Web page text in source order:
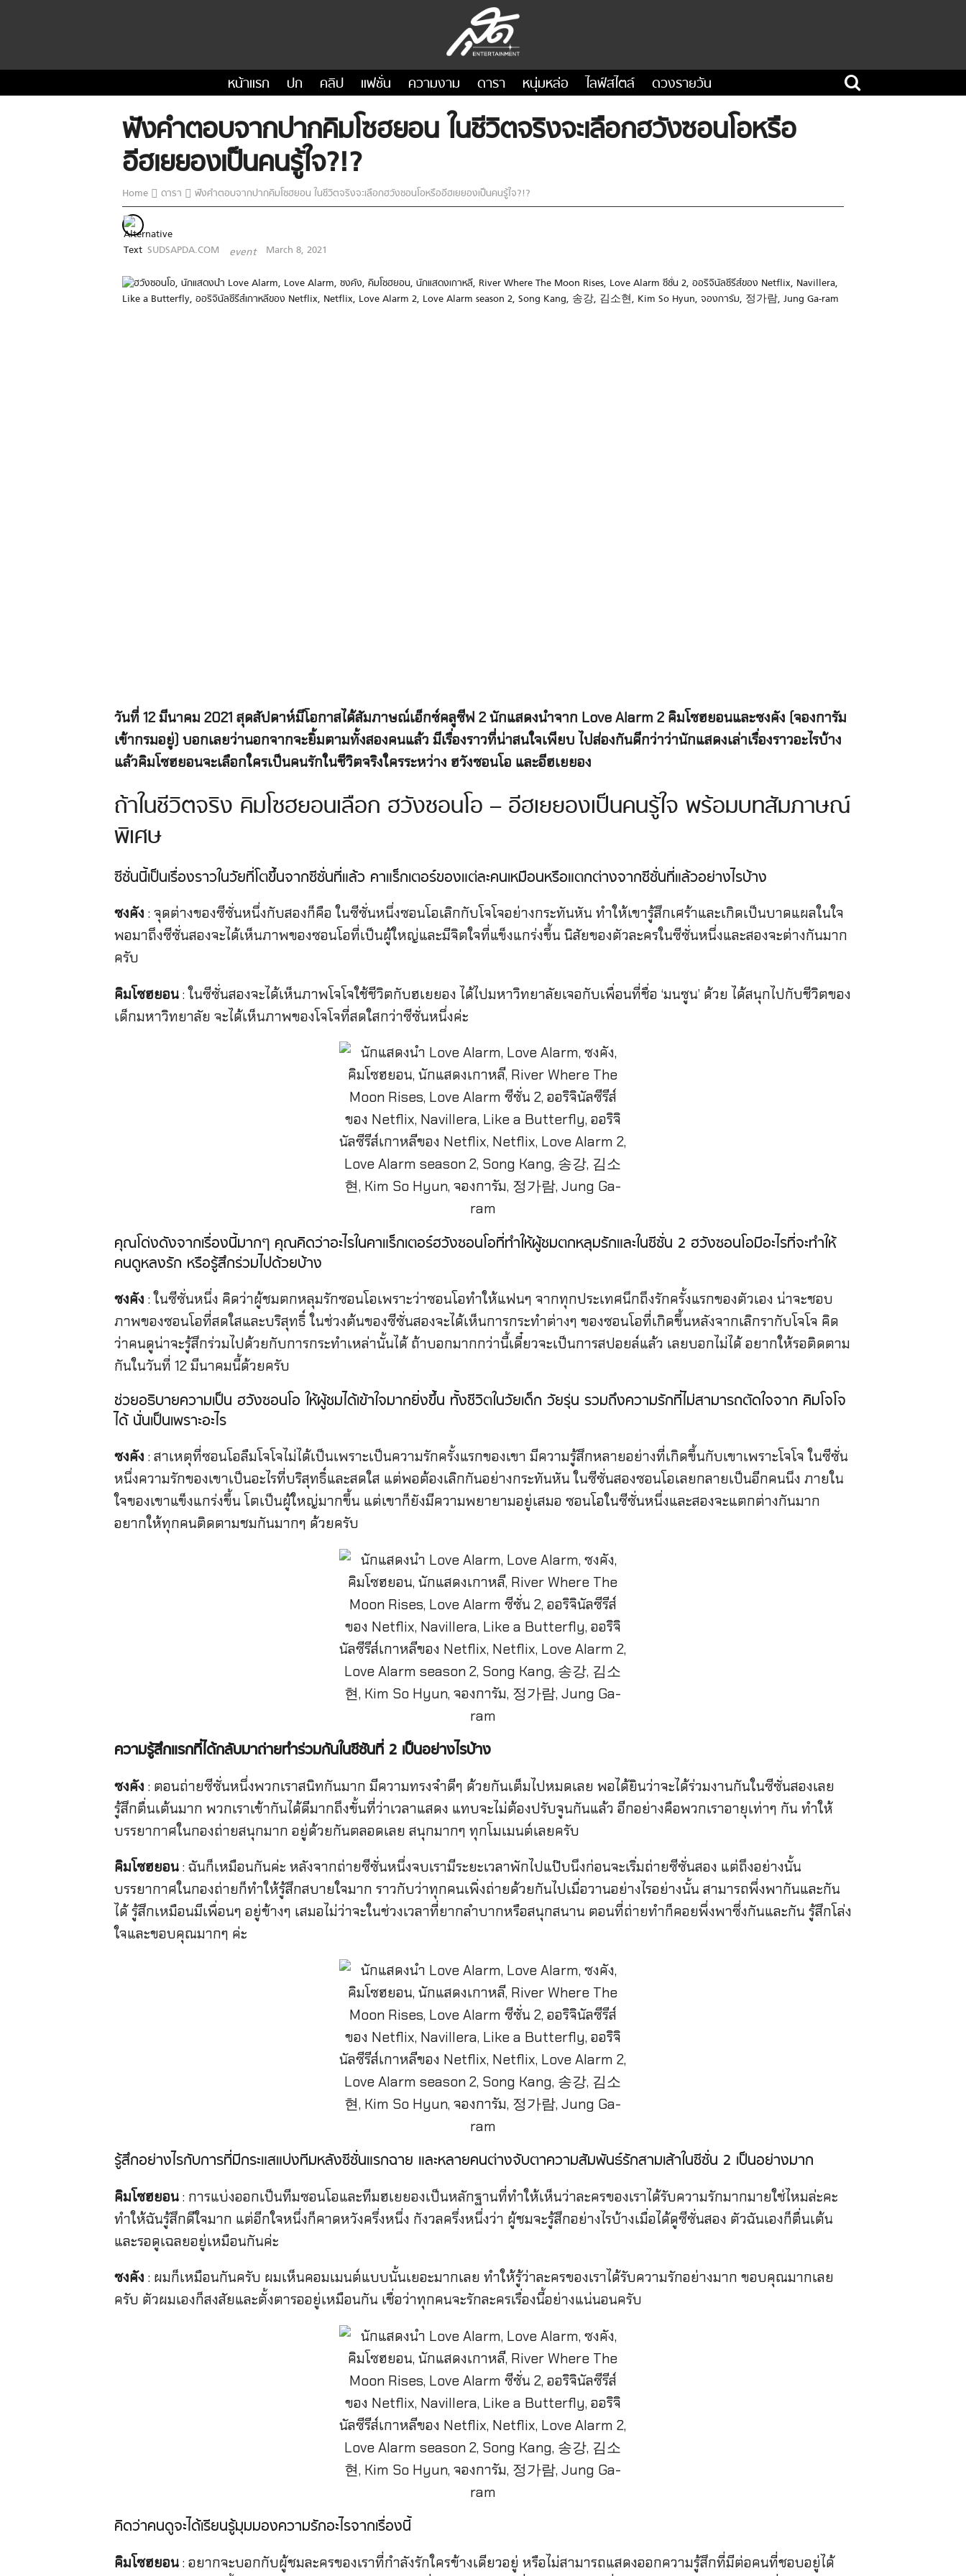
หน้าแรก ปก คลิป แฟชั่น ความงาม ดารา หนุ่มหล่อ ไลฟ์สไตล์ ดวงรายวัน
ฟังคำตอบจากปากคิมโซฮยอน ในชีวิตจริงจะเลือกฮวังซอนโอหรือ
อีฮเยยองเป็นคนรู้ใจ?!?
Home ดารา ฟังคำตอบจากปากคิมโซฮยอน ในชีวิตจริงจะเลือกฮวังซอนโอหรืออีฮเยยองเป็นคนรู้ใจ?!?
SUDSAPDA.COM event March 8, 2021
วันที่ 12 มีนาคม 2021 สุดสัปดาห์มีโอกาสได้สัมภาษณ์เอ็กซ์คลูซีฟ 2 นักแสดงนำจาก Love Alarm 2 คิมโซฮยอนและซงคัง (จองการัม
เข้ากรมอยู่) บอกเลยว่านอกจากจะยิ้มตามทั้งสองคนแล้ว มีเรื่องราวที่น่าสนใจเพียบ ไปส่องกันดีกว่าว่านักแสดงเล่าเรื่องราวอะไรบ้าง
แล้วคิมโซฮยอนจะเลือกใครเป็นคนรักในชีวิตจริงใครระหว่าง ฮวังซอนโอ และอีฮเยยอง
ถ้าในชีวิตจริง คิมโซฮยอนเลือก ฮวังซอนโอ – อีฮเยยองเป็นคนรู้ใจ พร้อมบทสัมภาษณ์
พิเศษ
ซีซั่นนี้เป็นเรื่องราวในวัยที่โตขึ้นจากซีซั่นที่แล้ว คาแร็กเตอร์ของแต่ละคนเหมือนหรือแตกต่างจากซีซั่นที่แล้วอย่างไรบ้าง
ซงคัง : จุดต่างของซีซั่นหนึ่งกับสองก็คือ ในซีซั่นหนึ่งซอนโอเลิกกับโจโจอย่างกระทันหัน ทำให้เขารู้สึกเศร้าและเกิดเป็นบาดแผลในใจ
พอมาถึงซีซั่นสองจะได้เห็นภาพของซอนโอที่เป็นผู้ใหญ่และมีจิตใจที่แข็งแกร่งขึ้น นิสัยของตัวละครในซีซั่นหนึ่งและสองจะต่างกันมาก
ครับ
คิมโซฮยอน: ในซีซั่นสองจะได้เห็นภาพโจโจใช้ชีวิตกับฮเยยอง ได้ไปมหาวิทยาลัยเจอกับเพื่อนที่ชื่อ ‘มนซูน’ ด้วย ได้สนุกไปกับชีวิตของ
เด็กมหาวิทยาลัย จะได้เห็นภาพของโจโจที่สดใสกว่าซีซั่นหนึ่งค่ะ
คุณโด่งดังจากเรื่องนี้มากๆ คุณคิดว่าอะไรในคาแร็กเตอร์ฮวังซอนโอที่ทำให้ผู้ชมตกหลุมรักและในซีซั่น 2 ฮวังซอนโอมีอะไรที่จะทำให้
คนดูหลงรัก หรือรู้สึกร่วมไปด้วยบ้าง
ซงคัง : ในซีซั่นหนึ่ง คิดว่าผู้ชมตกหลุมรักซอนโอเพราะว่าซอนโอทำให้แฟนๆ จากทุกประเทศนึกถึงรักครั้งแรกของตัวเอง น่าจะชอบ
ภาพของซอนโอที่สดใสและบริสุทธิ์ ในช่วงต้นของซีซั่นสองจะได้เห็นการกระทำต่างๆ ของซอนโอที่เกิดขึ้นหลังจากเลิกรากับโจโจ คิด
ว่าคนดูน่าจะรู้สึกร่วมไปด้วยกับการกระทำเหล่านั้นได้ ถ้าบอกมากกว่านี้เดี๋ยวจะเป็นการสปอยล์แล้ว เลยบอกไม่ได้ อยากให้รอติดตาม
กันในวันที่ 12 มีนาคมนี้ด้วยครับ
ช่วยอธิบายความเป็น ฮวังซอนโอ ให้ผู้ชมได้เข้าใจมากยิ่งขึ้น ทั้งชีวิตในวัยเด็ก วัยรุ่น รวมถึงความรักที่ไม่สามารถตัดใจจาก คิมโจโจ
ได้ นั่นเป็นเพราะอะไร
ซงคัง : สาเหตุที่ซอนโอลืมโจโจไม่ได้เป็นเพราะเป็นความรักครั้งแรกของเขา มีความรู้สึกหลายอย่างที่เกิดขึ้นกับเขาเพราะโจโจ ในซีซั่น
หนึ่งความรักของเขาเป็นอะไรที่บริสุทธิ์และสดใส แต่พอต้องเลิกกันอย่างกระทันหัน ในซีซั่นสองซอนโอเลยกลายเป็นอีกคนนึง ภายใน
ใจของเขาแข็งแกร่งขึ้น โตเป็นผู้ใหญ่มากขึ้น แต่เขาก็ยังมีความพยายามอยู่เสมอ ซอนโอในซีซั่นหนึ่งและสองจะแตกต่างกันมาก
อยากให้ทุกคนติดตามชมกันมากๆ ด้วยครับ
ความรู้สึกแรกที่ได้กลับมาถ่ายทำร่วมกันในซีซันที่ 2 เป็นอย่างไรบ้าง
ซงคัง : ตอนถ่ายซีซั่นหนึ่งพวกเราสนิทกันมาก มีความทรงจำดีๆ ด้วยกันเต็มไปหมดเลย พอได้ยินว่าจะได้ร่วมงานกันในซีซั่นสองเลย
รู้สึกตื่นเต้นมาก พวกเราเข้ากันได้ดีมากถึงขั้นที่ว่าเวลาแสดง แทบจะไม่ต้องปรับจูนกันแล้ว อีกอย่างคือพวกเราอายุเท่าๆ กัน ทำให้
บรรยากาศในกองถ่ายสนุกมาก อยู่ด้วยกันตลอดเลย สนุกมากๆ ทุกโมเมนต์เลยครับ
คิมโซฮยอน: ฉันก็เหมือนกันค่ะ หลังจากถ่ายซีซั่นหนึ่งจบเรามีระยะเวลาพักไปแป๊บนึงก่อนจะเริ่มถ่ายซีซั่นสอง แต่ถึงอย่างนั้น
บรรยากาศในกองถ่ายก็ทำให้รู้สึกสบายใจมาก ราวกับว่าทุกคนเพิ่งถ่ายด้วยกันไปเมื่อวานอย่างไรอย่างนั้น สามารถพึ่งพากันและกัน
ได้ รู้สึกเหมือนมีเพื่อนๆ อยู่ข้างๆ เสมอไม่ว่าจะในช่วงเวลาที่ยากลำบากหรือสนุกสนาน ตอนที่ถ่ายทำก็คอยพึ่งพาซึ่งกันและกัน รู้สึกโล่ง
ใจและขอบคุณมากๆ ค่ะ
รู้สึกอย่างไรกับการที่มีกระแสแบ่งทีมหลังซีซั่นแรกฉาย และหลายคนต่างจับตาความสัมพันธ์รักสามเส้าในซีซั่น 2 เป็นอย่างมาก
คิมโซฮยอน: การแบ่งออกเป็นทีมซอนโอและทีมฮเยยองเป็นหลักฐานที่ทำให้เห็นว่าละครของเราได้รับความรักมากมายใช่ไหมล่ะคะ
ทำให้ฉันรู้สึกดีใจมาก แต่อีกใจหนึ่งก็คาดหวังครึ่งหนึ่ง กังวลครึ่งหนึ่งว่า ผู้ชมจะรู้สึกอย่างไรบ้างเมื่อได้ดูซีซั่นสอง ตัวฉันเองก็ตื่นเต้น
และรอดูเฉลยอยู่เหมือนกันค่ะ
ซงคัง : ผมก็เหมือนกันครับ ผมเห็นคอมเมนต์แบบนั้นเยอะมากเลย ทำให้รู้ว่าละครของเราได้รับความรักอย่างมาก ขอบคุณมากเลย
ครับ ตัวผมเองก็สงสัยและตั้งตารออยู่เหมือนกัน เชื่อว่าทุกคนจะรักละครเรื่องนี้อย่างแน่นอนครับ
คิดว่าคนดูจะได้เรียนรู้มุมมองความรักอะไรจากเรื่องนี้
คิมโซฮยอน: อยากจะบอกกับผู้ชมละครของเราที่กำลังรักใครข้างเดียวอยู่ หรือไม่สามารถแสดงออกความรู้สึกที่มีต่อคนที่ชอบอยู่ได้